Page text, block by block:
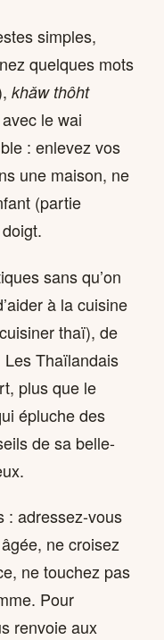
simples,
quelques mots
khǎw thôht
le wai
: enlevez vos
une maison, ne
(partie
sans qu’on
à la cuisine
thaï), de
Thaïlandais
plus que le
épluche des
de sa belle-
: adressez-vous
ne croisez
ne touchez pas
Pour
renvoie aux